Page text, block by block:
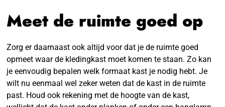
Meet de ruimte goed op
Zorg er daarnaast ook altijd voor dat je de ruimte goed
opmeet waar de kledingkast moet komen te staan. Zo kan
je eenvoudig bepalen welk formaat kast je nodig hebt. Je
wilt nu eenmaal wel zeker weten dat de kast in de ruimte
past. Houd ook rekening met de hoogte van de kast,